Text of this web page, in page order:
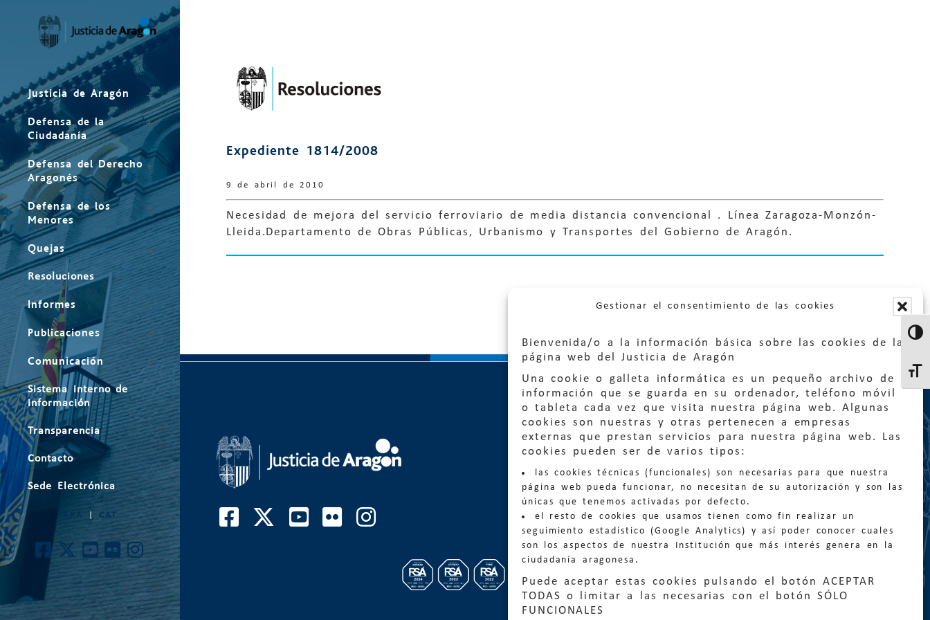
Gestionar el consentimiento de las cookies
Bienvenida/o a la información básica sobre las cookies de la
página web del Justicia de Aragón
Una cookie o galleta informática es un pequeño archivo de
información que se guarda en su ordenador, teléfono móvil
o tableta cada vez que visita nuestra página web. Algunas
cookies son nuestras y otras pertenecen a empresas
externas que prestan servicios para nuestra página web. Las
cookies pueden ser de varios tipos:
las cookies técnicas (funcionales) son necesarias para que nuestra
página web pueda funcionar, no necesitan de su autorización y son las
únicas que tenemos activadas por defecto.
el resto de cookies que usamos tienen como fin realizar un
seguimiento estadístico (Google Analytics) y así poder conocer cuales
son los aspectos de nuestra Institución que más interés genera en la
ciudadanía aragonesa.
Puede aceptar estas cookies pulsando el botón ACEPTAR
TODAS o limitar a las necesarias con el botón SÓLO
FUNCIONALES
Justicia de Aragón
Defensa de la
Ciudadanía
Defensa del Derecho
Aragonés
Defensa de los
Menores
Quejas
Resoluciones
Informes
Publicaciones
Comunicación
Sistema interno de
información
Transparencia
Contacto
Sede Electrónica
CAT
Expediente 1814/2008
9 de abril de 2010
Necesidad de mejora del servicio ferroviario de media distancia convencional . Línea Zaragoza-Monzón-
Lleida.Departamento de Obras Públicas, Urbanismo y Transportes del Gobierno de Aragón.
Quejas:quejas@eljusticiadearagon.es
Información general:
informacion@eljusticiadearagon.es
Teléfonos: 900 210 210/ 976 399 354